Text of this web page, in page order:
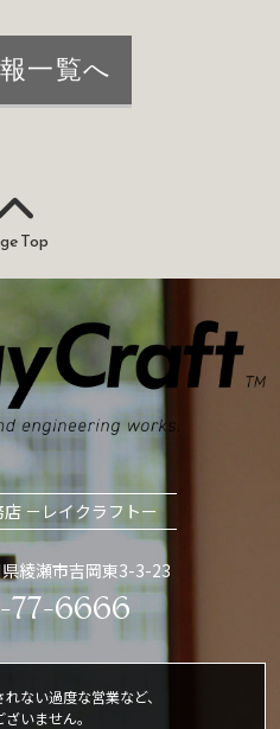
一覧へ
Top
－レイクラフトー
綾瀬市吉岡東3-3-23
77-6666
ない過度な営業など、
いません。